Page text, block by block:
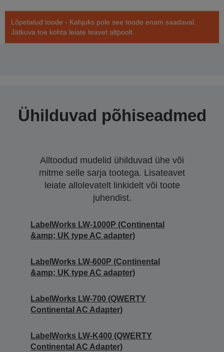
Lõpetatud toode - Kahjuks pole see toode enam saadaval.
Jätkuva toe kohta leiate teavet altpoolt.
Ühilduvad põhiseadmed
Alltoodud mudelid ühilduvad ühe või
mitme selle sarja tootega. Lisateavet
leiate allolevatelt linkidelt või toote
juhendist.
LabelWorks LW-1000P (Continental
&amp; UK type AC adapter)
LabelWorks LW-600P (Continental
&amp; UK type AC adapter)
LabelWorks LW-700 (QWERTY
Continental AC Adapter)
LabelWorks LW-K400 (QWERTY
Continental AC Adapter)